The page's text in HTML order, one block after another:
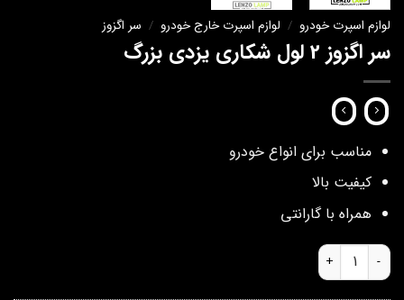
لوازم اسپرت خودرو / لوازم اسپرت خارج خودرو / سر اگزوز
سر اگزوز 2 لول شکاری یزدی بزرگ
مناسب برای انواع خودرو
کیفیت بالا
همراه با گارانتی
سر اگزوز 2 لول شکاری یزدی بزرگ عدد